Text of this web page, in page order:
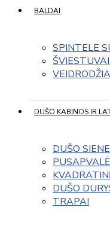
BALDAI
SPINTELE
ŠVIESTUVAI
DUŠO KABINOS IR
DUŠO
DUŠO
TRAPAI